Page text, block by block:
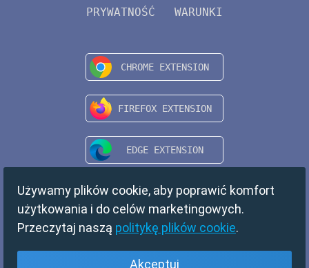
PRYWATNOŚĆ WARUNKI
Używamy plików cookie, aby poprawić komfort
użytkowania i do celów marketingowych.
Przeczytaj naszą politykę plików cookie.
Akceptuj